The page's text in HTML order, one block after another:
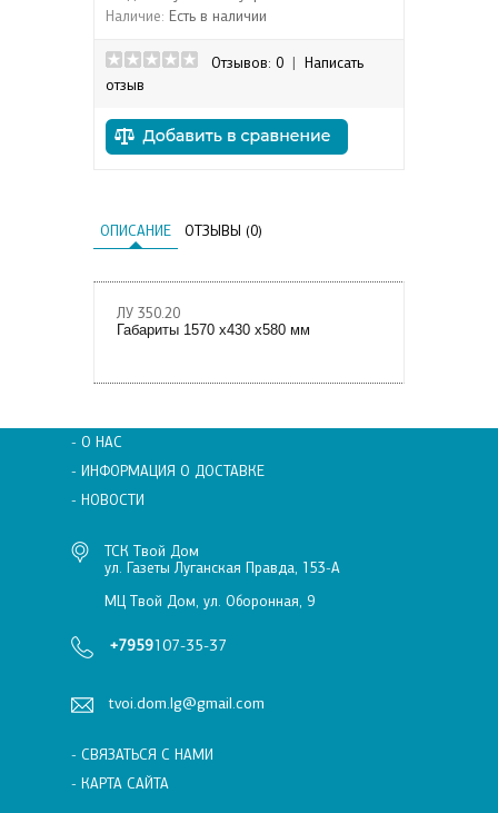
Наличие: Есть в наличии
Отзывов: 0
Написать
отзыв
ОПИСАНИЕ ОТЗЫВЫ (0)
ЛУ 350.20
Габариты 1570 х430 х580 мм
- О НАС
- ИНФОРМАЦИЯ О ДОСТАВКЕ
- НОВОСТИ
ТСК Твой Дом
ул. Газеты Луганская Правда, 153-А
МЦ Твой Дом, ул. Оборонная, 9
+7959107-35-37
tvoi.dom.lg@gmail.com
- СВЯЗАТЬСЯ С НАМИ
- КАРТА САЙТА